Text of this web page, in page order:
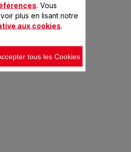
. Vous
plus en lisant notre
aux cookies
tous les Cookies